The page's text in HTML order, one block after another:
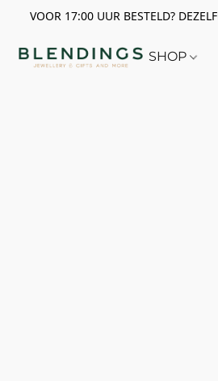
VOOR 17:00 UUR BESTELD?
SHOP